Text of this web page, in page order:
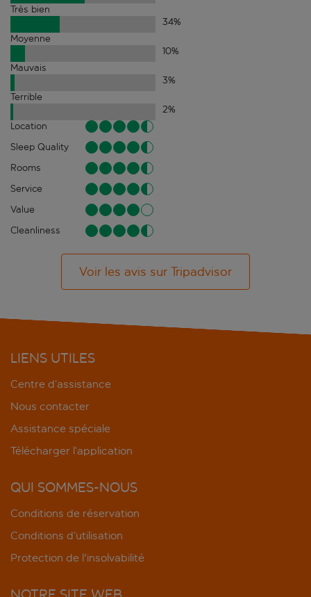
Très bien
34%
Moyenne
10%
Mauvais
3%
Terrible
2%
Location
Sleep Quality
Rooms
Service
Value
Cleanliness
Voir les avis sur Tripadvisor
LIENS UTILES
Centre d’assistance
Nous contacter
Assistance spéciale
Télécharger l’application
QUI SOMMES-NOUS
Conditions de réservation
Conditions d’utilisation
Protection de l'insolvabilité